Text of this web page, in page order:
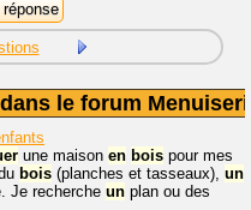
le forum
une maison en bois pour mes
bois (planches et tasseaux), un
Je recherche un plan ou des